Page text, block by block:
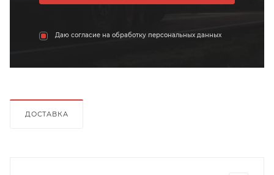
Даю согласие на обработку персональных данных
ДОСТАВКА